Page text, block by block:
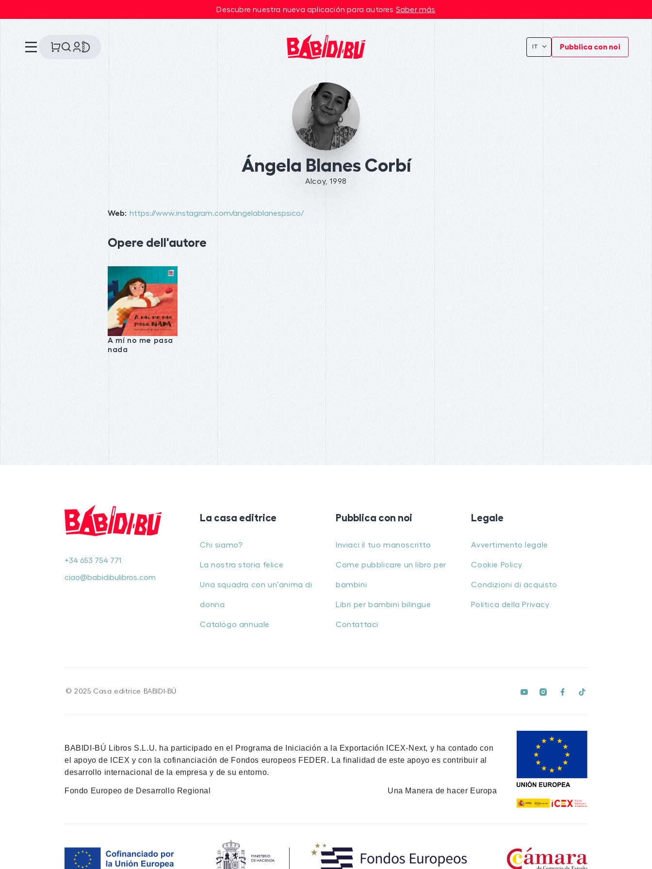
Descubre nuestra nueva aplicación para autores Saber más
IT Pubblica con noi
Ángela Blanes Corbí
Alcoy, 1998
Web: https://www.instagram.com/angelablanespsico/
Opere dell'autore
A mí no me pasa
nada
+34 653 754 771
ciao@babidibulibros.com
La casa editrice
Chi siamo?
La nostra storia felice
Una squadra con un’anima di
donna
Catalogo annuale
Pubblica con noi
Inviaci il tuo manoscritto
Come pubblicare un libro per
bambini
Libri per bambini bilingue
Contattaci
Legale
Avvertimento legale
Cookie Policy
Condizioni di acquisto
Politica della Privacy
© 2025 Casa editrice BABIDI-BÚ
BABIDI-BÚ Libros S.L.U. ha participado en el Programa de Iniciación a la Exportación ICEX-Next, y ha contado con
el apoyo de ICEX y con la cofinanciación de Fondos europeos FEDER. La finalidad de este apoyo es contribuir al
desarrollo internacional de la empresa y de su entorno.
Fondo Europeo de Desarrollo Regional Una Manera de hacer Europa